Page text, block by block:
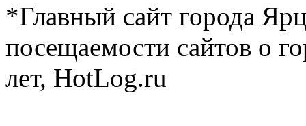
*Главный сайт города
посещаемости сайтов о
лет, HotLog.ru